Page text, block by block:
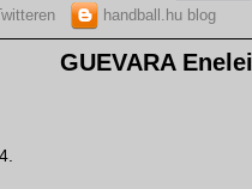
handball.hu blog
GUEVARA